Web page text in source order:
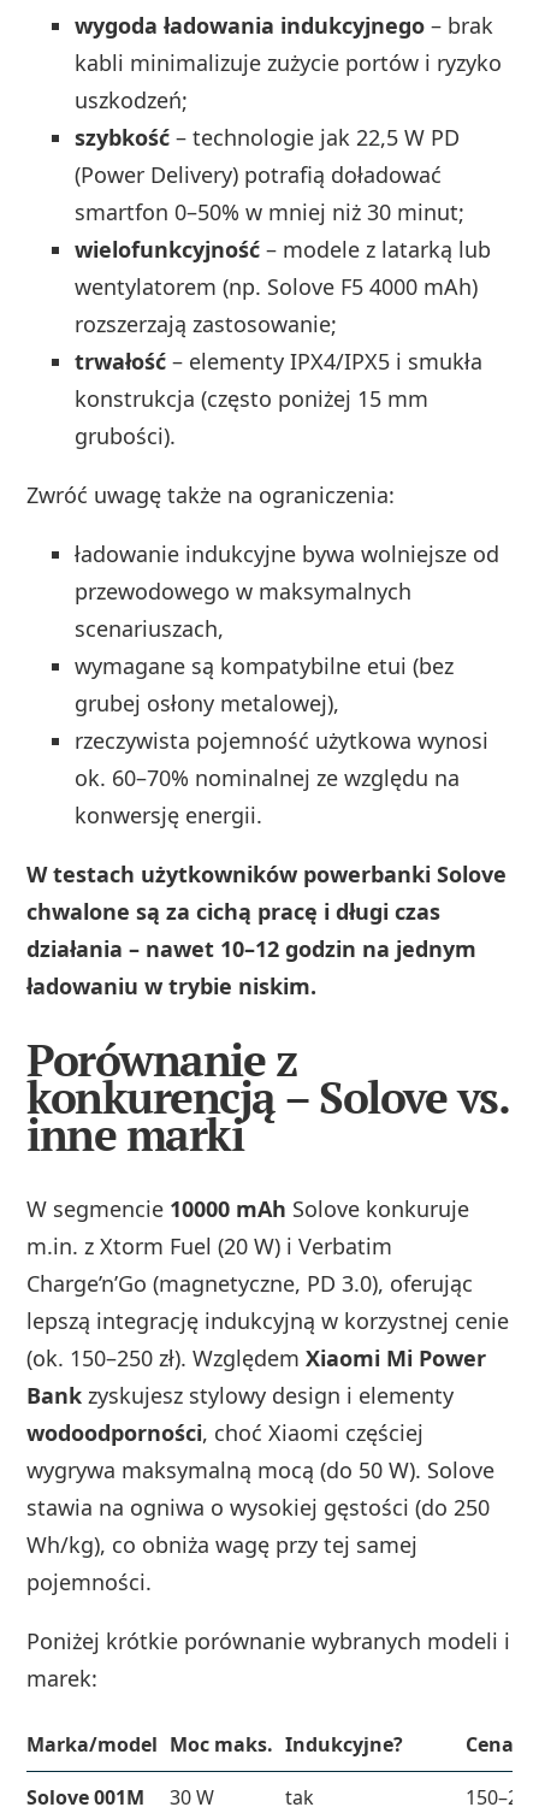
wygoda ładowania indukcyjnego – brak
kabli minimalizuje zużycie portów i ryzyko
uszkodzeń;
szybkość – technologie jak 22,5 W PD
(Power Delivery) potrafią doładować
smartfon 0–50% w mniej niż 30 minut;
wielofunkcyjność – modele z latarką lub
wentylatorem (np. Solove F5 4000 mAh)
rozszerzają zastosowanie;
trwałość – elementy IPX4/IPX5 i smukła
konstrukcja (często poniżej 15 mm
grubości).
Zwróć uwagę także na ograniczenia:
ładowanie indukcyjne bywa wolniejsze od
przewodowego w maksymalnych
scenariuszach,
wymagane są kompatybilne etui (bez
grubej osłony metalowej),
rzeczywista pojemność użytkowa wynosi
ok. 60–70% nominalnej ze względu na
konwersję energii.
W testach użytkowników powerbanki Solove
chwalone są za cichą pracę i długi czas
działania – nawet 10–12 godzin na jednym
ładowaniu w trybie niskim.
Porównanie z
konkurencją – Solove vs.
inne marki
W segmencie 10000 mAh Solove konkuruje
m.in. z Xtorm Fuel (20 W) i Verbatim
Charge’n’Go (magnetyczne, PD 3.0), oferując
lepszą integrację indukcyjną w korzystnej cenie
(ok. 150–250 zł). WzględemXiaomi Mi Power
Bank zyskujesz stylowy design i elementy
wodoodporności, choć Xiaomi częściej
wygrywa maksymalną mocą (do 50 W). Solove
stawia na ogniwa o wysokiej gęstości (do 250
Wh/kg), co obniża wagę przy tej samej
pojemności.
Poniżej krótkie porównanie wybranych modeli i
marek:
Marka/model Moc maks. Indukcyjne?
Cena
Solove 001M
30 W tak